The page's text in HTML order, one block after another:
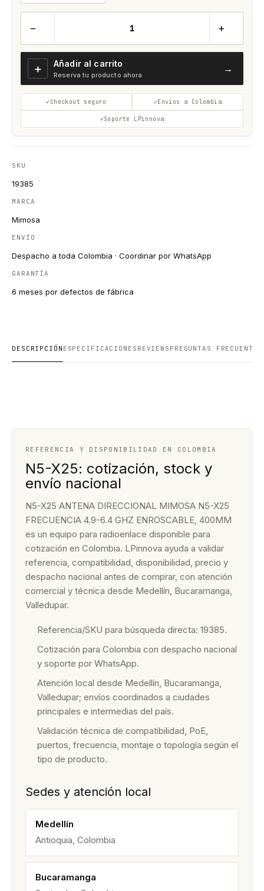
− +
＋ Añadir al carrito
Reserva tu producto ahora
→
Checkout seguro Envíos a Colombia
Soporte LPinnova
SKU
19385
MARCA
Mimosa
ENVÍO
Despacho a toda Colombia · Coordinar por WhatsApp
GARANTÍA
6 meses por defectos de fábrica
DESCRIPCIÓN ESPECIFICACIONES REVIEWS PREGUNTAS FRECUENTES
REFERENCIA Y DISPONIBILIDAD EN COLOMBIA
N5-X25: cotización, stock y
envío nacional
N5-X25 ANTENA DIRECCIONAL MIMOSA N5-X25
FRECUENCIA 4.9-6.4 GHZ ENROSCABLE, 400MM
es un equipo para radioenlace disponible para
cotización en Colombia. LPinnova ayuda a validar
referencia, compatibilidad, disponibilidad, precio y
despacho nacional antes de comprar, con atención
comercial y técnica desde Medellín, Bucaramanga,
Valledupar.
Referencia/SKU para búsqueda directa: 19385.
Cotización para Colombia con despacho nacional
y soporte por WhatsApp.
Atención local desde Medellín, Bucaramanga,
Valledupar; envíos coordinados a ciudades
principales e intermedias del país.
Validación técnica de compatibilidad, PoE,
puertos, frecuencia, montaje o topología según el
tipo de producto.
Sedes y atención local
Medellín
Antioquia, Colombia
Bucaramanga